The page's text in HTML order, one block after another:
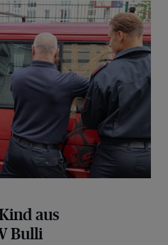
verschlossenem VW Bulli
aus
Bulli